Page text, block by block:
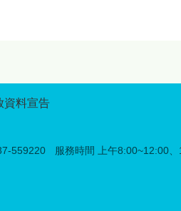
資料宣告
559220 服務時間 上午8:00~12:00